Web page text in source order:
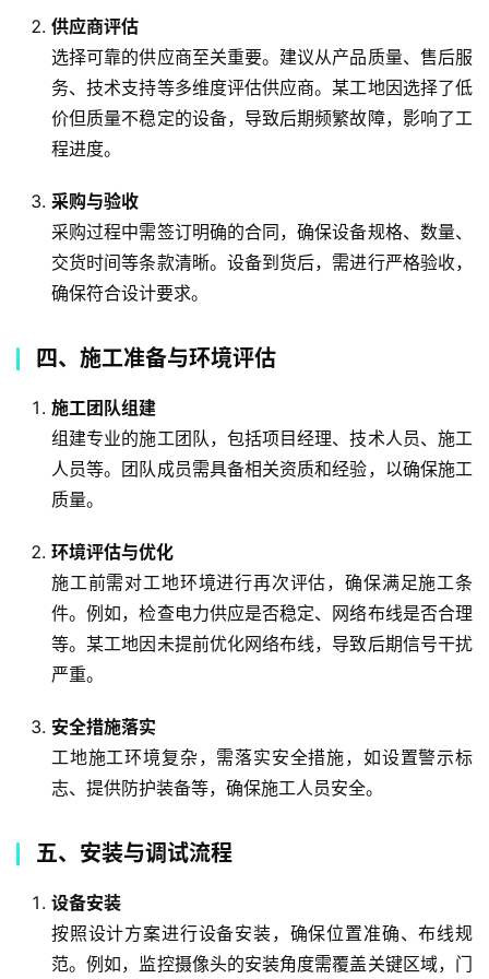
供应商评估
选择可靠的供应商至关重要。建议从产品质量、售后服
务、技术支持等多维度评估供应商。某工地因选择了低
价但质量不稳定的设备，导致后期频繁故障，影响了工
程进度。
采购与验收
采购过程中需签订明确的合同，确保设备规格、数量、
交货时间等条款清晰。设备到货后，需进行严格验收，
确保符合设计要求。
四、施工准备与环境评估
施工团队组建
组建专业的施工团队，包括项目经理、技术人员、施工
人员等。团队成员需具备相关资质和经验，以确保施工
质量。
环境评估与优化
施工前需对工地环境进行再次评估，确保满足施工条
件。例如，检查电力供应是否稳定、网络布线是否合理
等。某工地因未提前优化网络布线，导致后期信号干扰
严重。
安全措施落实
工地施工环境复杂，需落实安全措施，如设置警示标
志、提供防护装备等，确保施工人员安全。
五、安装与调试流程
设备安装
按照设计方案进行设备安装，确保位置准确、布线规
范。例如，监控摄像头的安装角度需覆盖关键区域，门